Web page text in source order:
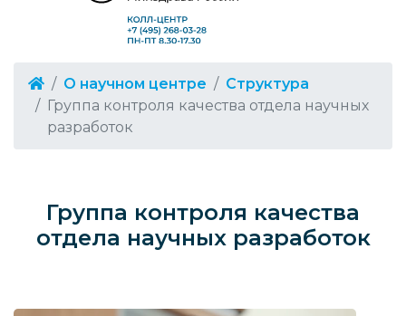
О научном центре
Структура
Группа контроля качества отдела научных
разработок
Группа контроля качества
отдела научных разработок